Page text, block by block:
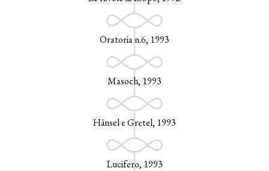
Oratoria n.6, 1993
Masoch, 1993
Hänsel e Gretel, 1993
Lucifero, 1993